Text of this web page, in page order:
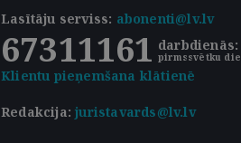
Lasītāju serviss: abonenti@lv.lv
67311161 darbdienās:
pirmssvētku
Klientu pieņemšana klātienē
Redakcija:juristavards@lv.lv